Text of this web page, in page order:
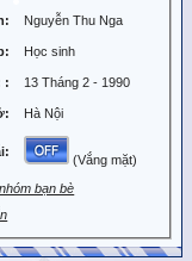
Nguyễn Thu Nga
Học sinh
: 13 Tháng 2 - 1990
Hà Nội
(Vắng mặt)
bạn bè